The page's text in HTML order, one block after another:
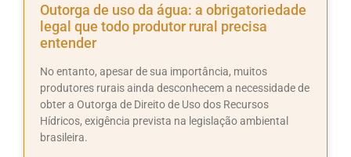
Outorga de uso da água: a obrigatoriedade
legal que todo produtor rural precisa
entender
No entanto, apesar de sua importância, muitos
produtores rurais ainda desconhecem a necessidade de
obter a Outorga de Direito de Uso dos Recursos
Hídricos, exigência prevista na legislação ambiental
brasileira.